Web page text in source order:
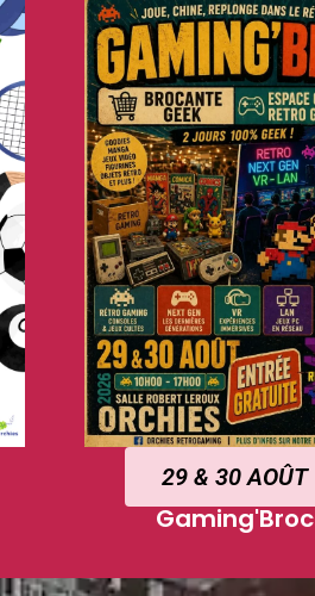
29 & 30 AOÛT
Gaming'Broc